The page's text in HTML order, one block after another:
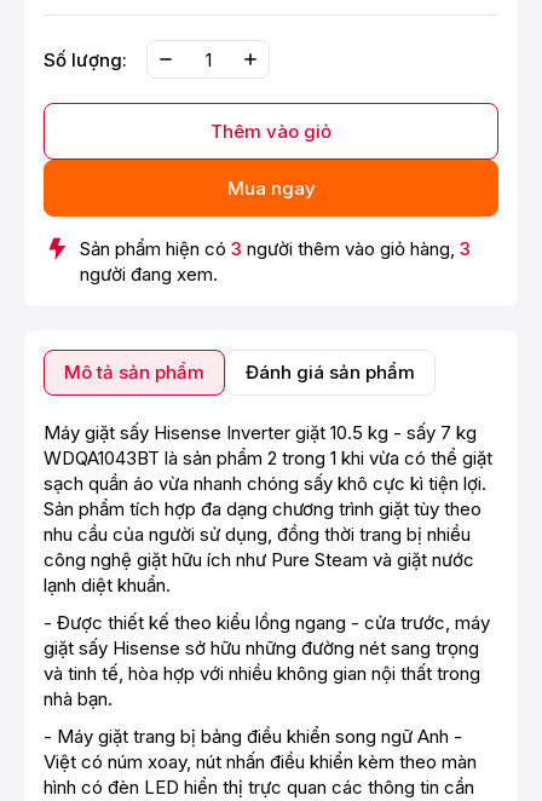
Số lượng:
Thêm vào giỏ
Mua ngay
Sản phẩm hiện có 3 người thêm vào giỏ hàng, 3
người đang xem.
Mô tả sản phẩm Đánh giá sản phẩm
Máy giặt sấy Hisense Inverter giặt 10.5 kg - sấy 7 kg
WDQA1043BT là sản phẩm 2 trong 1 khi vừa có thể giặt
sạch quần áo vừa nhanh chóng sấy khô cực kì tiện lợi.
Sản phẩm tích hợp đa dạng chương trình giặt tùy theo
nhu cầu của người sử dụng, đồng thời trang bị nhiều
công nghệ giặt hữu ích như Pure Steam và giặt nước
lạnh diệt khuẩn.
- Được thiết kế theo kiểu lồng ngang - cửa trước, máy
giặt sấy Hisense sở hữu những đường nét sang trọng
và tinh tế, hòa hợp với nhiều không gian nội thất trong
nhà bạn.
- Máy giặt trang bị bảng điều khiển song ngữ Anh -
Việt có núm xoay, nút nhấn điều khiển kèm theo màn
hình có đèn LED hiển thị trực quan các thông tin cần